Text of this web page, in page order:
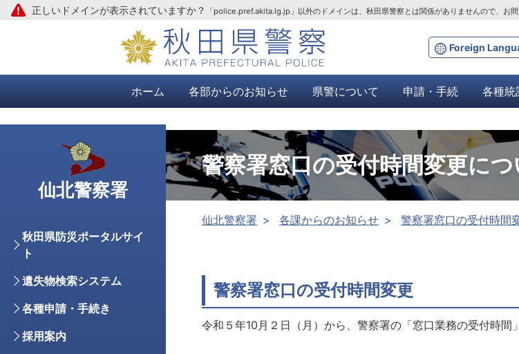
本文へ
Foreign
正しいドメインが表示されていますか？ 「police.pref.akita.lg.jp」以外のドメインは、秋田県警察とは関係がありませんので、お間
ホーム 各部からのお知らせ 県警について 申請・手続 各種統
警察署窓口の受付時間変更につ
仙北警察署 各課からのお知らせ 警察署窓口の受付時間
警察署窓口の受付時間変更
令和５年10月２日（月）から、警察署の「窓口業務の受付時間
仙北警察署
秋田県防災ポータルサイ
ト
遺失物検索システム
各種申請・手続き
採用案内